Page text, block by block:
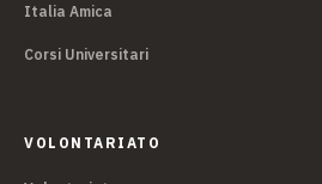
Italia Amica
Corsi Universitari
VOLONTARIATO